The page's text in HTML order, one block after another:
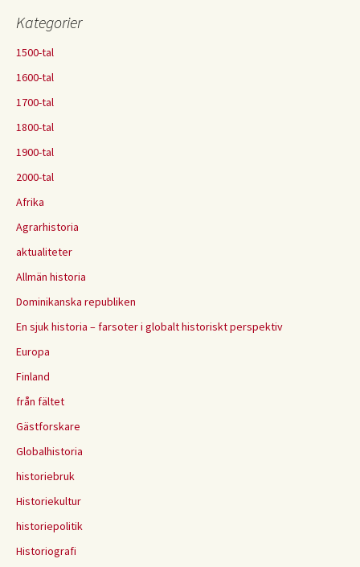
Kategorier
1500-tal
1600-tal
1700-tal
1800-tal
1900-tal
2000-tal
Afrika
Agrarhistoria
aktualiteter
Allmän historia
Dominikanska republiken
En sjuk historia – farsoter i globalt historiskt perspektiv
Europa
Finland
från fältet
Gästforskare
Globalhistoria
historiebruk
Historiekultur
historiepolitik
Historiografi